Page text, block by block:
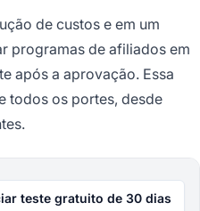
de custos e em um
programas de afiliados em
após a aprovação. Essa
todos os portes, desde
teste gratuito de 30 dias